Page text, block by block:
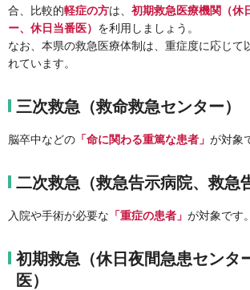
合、比較的軽症の方は、 初期救急医療機関（休
ー、休日当番医） を利用しましょう。
なお、本県の救急医療体制は、重症度に応じて
れています。
三次救急（救命救急センター）
脳卒中などの 「命に関わる重篤な患者」 が対象
二次救急（救急告示病院、救急
入院や手術が必要な 「重症の患者」 が対象です。
初期救急（休日夜間急患センタ
医）